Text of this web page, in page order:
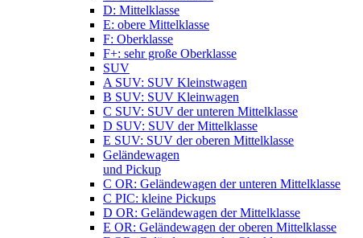
D: Mittelklasse
E: obere Mittelklasse
F: Oberklasse
F+: sehr große Oberklasse
SUV
A SUV: SUV Kleinstwagen
B SUV: SUV Kleinwagen
C SUV: SUV der unteren Mittelklasse
D SUV: SUV der Mittelklasse
E SUV: SUV der oberen Mittelklasse
Geländewagen
und Pickup
C OR: Geländewagen der unteren Mittelklasse
C PIC: kleine Pickups
D OR: Geländewagen der Mittelklasse
E OR: Geländewagen der oberen Mittelklasse